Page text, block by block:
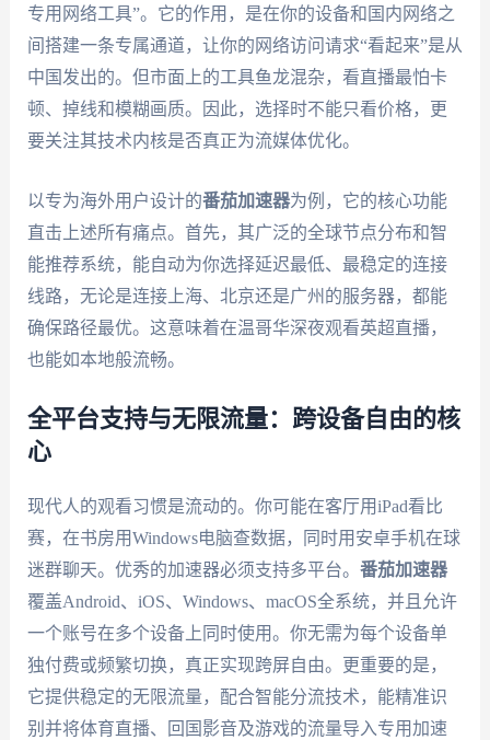
专用网络工具”。它的作用，是在你的设备和国内网络之
间搭建一条专属通道，让你的网络访问请求“看起来”是从
中国发出的。但市面上的工具鱼龙混杂，看直播最怕卡
顿、掉线和模糊画质。因此，选择时不能只看价格，更
要关注其技术内核是否真正为流媒体优化。
以专为海外用户设计的番茄加速器为例，它的核心功能
直击上述所有痛点。首先，其广泛的全球节点分布和智
能推荐系统，能自动为你选择延迟最低、最稳定的连接
线路，无论是连接上海、北京还是广州的服务器，都能
确保路径最优。这意味着在温哥华深夜观看英超直播，
也能如本地般流畅。
全平台支持与无限流量：跨设备自由的核
心
现代人的观看习惯是流动的。你可能在客厅用iPad看比
赛，在书房用Windows电脑查数据，同时用安卓手机在球
迷群聊天。优秀的加速器必须支持多平台。 番茄加速器
覆盖Android、iOS、Windows、macOS全系统，并且允许
一个账号在多个设备上同时使用。你无需为每个设备单
独付费或频繁切换，真正实现跨屏自由。更重要的是，
它提供稳定的无限流量，配合智能分流技术，能精准识
别并将体育直播、回国影音及游戏的流量导入专用加速